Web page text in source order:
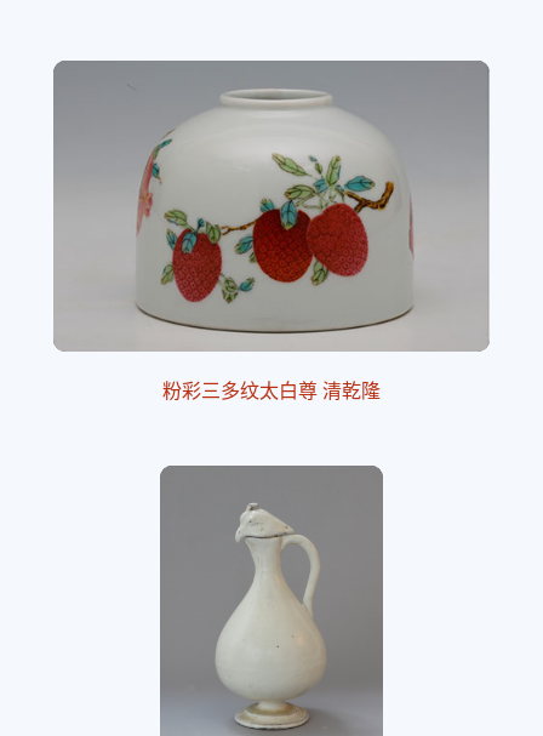
粉彩三多纹太白尊 清乾隆